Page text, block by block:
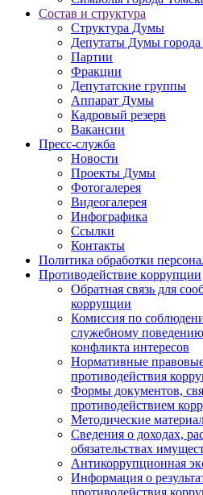
Состав и структура
Структура Думы
Депутаты Думы
Партии
Фракции
Депутатские группы
Аппарат Думы
Кадровый резерв
Вакансии
Пресс-служба
Новости
Проекты Думы
Фотогалерея
Видеогалерея
Инфографика
Ссылки
Контакты
Политика обработки
Прoтивoдeйствие кoрpупции
Обратная связь для
коррупции
Комиссия по
служебному
конфликта интересов
Нормативные
противодействия
Формы документов,
противодействием
Методические
Сведения о доходах,
обязательствах
Антикоррупционная
Информация о
противодействия